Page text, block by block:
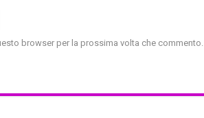
browser per la prossima volta che commento.